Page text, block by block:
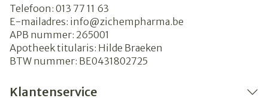
Telefoon: 013 77 11 63
E-mailadres: info@zichempharma.be
APB nummer: 265001
Apotheek titularis: Hilde Braeken
BTW nummer: BE0431802725
Klantenservice